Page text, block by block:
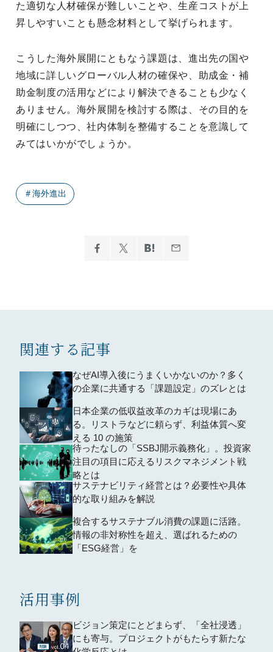
た適切な人材確保が難しいことや、生産コストが上
昇しやすいことも懸念材料として挙げられます。
こうした海外展開にともなう課題は、進出先の国や
地域に詳しいグローバル人材の確保や、助成金・補
助金制度の活用などにより解決できることも少なく
ありません。海外展開を検討する際は、その目的を
明確にしつつ、社内体制を整備することを意識して
みてはいかがでしょうか。
＃海外進出
関連する記事
なぜAI導入後にうまくいかないのか？多く
の企業に共通する「課題設定」のズレとは
日本企業の低収益改革のカギは現場にあ
る。リストラなどに頼らず、利益体質へ変
える 10 の施策
待ったなしの「SSBJ開示義務化」。投資家
注目の項目に応えるリスクマネジメント戦
略とは
サステナビリティ経営とは？必要性や具体
的な取り組みを解説
複合するサステナブル消費の課題に活路。
情報の非対称性を超え、選ばれるための
「ESG経営」を
活用事例
ビジョン策定にとどまらず、「全社浸透」
にも寄与。プロジェクトがもたらす新たな